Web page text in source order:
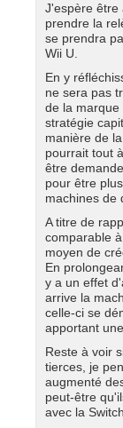
J'espère être
prendre la
se prendra
Wii U.
En y
ne sera pas
de la marque
stratégie
manière de
pourrait tout
être
pour être
machines de
A titre de
comparable
moyen de
En
y a un effet
arrive la
celle-ci se
apportant
Reste à voir
tierces, je
augmenté
peut-être
avec la Switch.